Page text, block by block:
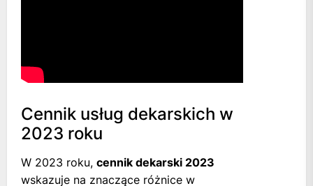
Cennik usług dekarskich w
2023 roku
W 2023 roku, cennik dekarski 2023
wskazuje na znaczące różnice w